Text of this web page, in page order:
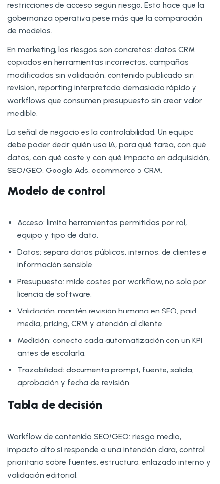
restricciones de acceso según riesgo. Esto hace que la
gobernanza operativa pese más que la comparación
de modelos.
En marketing, los riesgos son concretos: datos CRM
copiados en herramientas incorrectas, campañas
modificadas sin validación, contenido publicado sin
revisión, reporting interpretado demasiado rápido y
workflows que consumen presupuesto sin crear valor
medible.
La señal de negocio es la controlabilidad. Un equipo
debe poder decir quién usa IA, para qué tarea, con qué
datos, con qué coste y con qué impacto en adquisición,
SEO/GEO, Google Ads, ecommerce o CRM.
Modelo de control
Acceso: limita herramientas permitidas por rol,
equipo y tipo de dato.
Datos: separa datos públicos, internos, de clientes e
información sensible.
Presupuesto: mide costes por workflow, no solo por
licencia de software.
Validación: mantén revisión humana en SEO, paid
media, pricing, CRM y atención al cliente.
Medición: conecta cada automatización con un KPI
antes de escalarla.
Trazabilidad: documenta prompt, fuente, salida,
aprobación y fecha de revisión.
Tabla de decisión
Workflow de contenido SEO/GEO: riesgo medio,
impacto alto si responde a una intención clara, control
prioritario sobre fuentes, estructura, enlazado interno y
validación editorial.